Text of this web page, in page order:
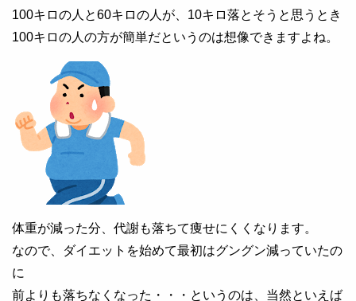
100キロの人と60キロの人が、10キロ落とそうと思うとき
100キロの人の方が簡単だというのは想像できますよね。
体重が減った分、代謝も落ちて痩せにくくなります。
なので、ダイエットを始めて最初はグングン減っていたの
に
前よりも落ちなくなった・・・というのは、当然といえば